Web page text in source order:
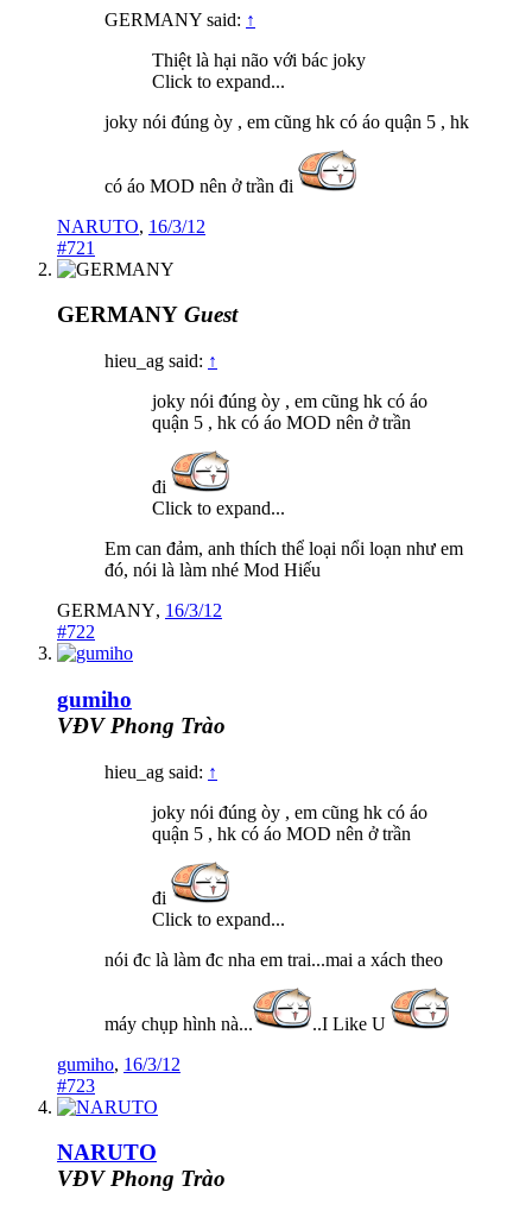
GERMANY said: ↑
Thiệt là hại não với bác joky
Click to expand...
joky nói đúng òy , em cũng hk có áo quận 5 , hk
có áo MOD nên ở trần đi
NARUTO, 16/3/12
#721
GERMANY Guest
hieu_ag said: ↑
joky nói đúng òy , em cũng hk có áo
quận 5 , hk có áo MOD nên ở trần
đi
Click to expand...
Em can đảm, anh thích thể loại nổi loạn như em
đó, nói là làm nhé Mod Hiếu
GERMANY, 16/3/12
#722
gumiho
VĐV Phong Trào
hieu_ag said: ↑
joky nói đúng òy , em cũng hk có áo
quận 5 , hk có áo MOD nên ở trần
đi
Click to expand...
nói đc là làm đc nha em trai...mai a xách theo
máy chụp hình nà...
..I Like U
gumiho, 16/3/12
#723
NARUTO
VĐV Phong Trào